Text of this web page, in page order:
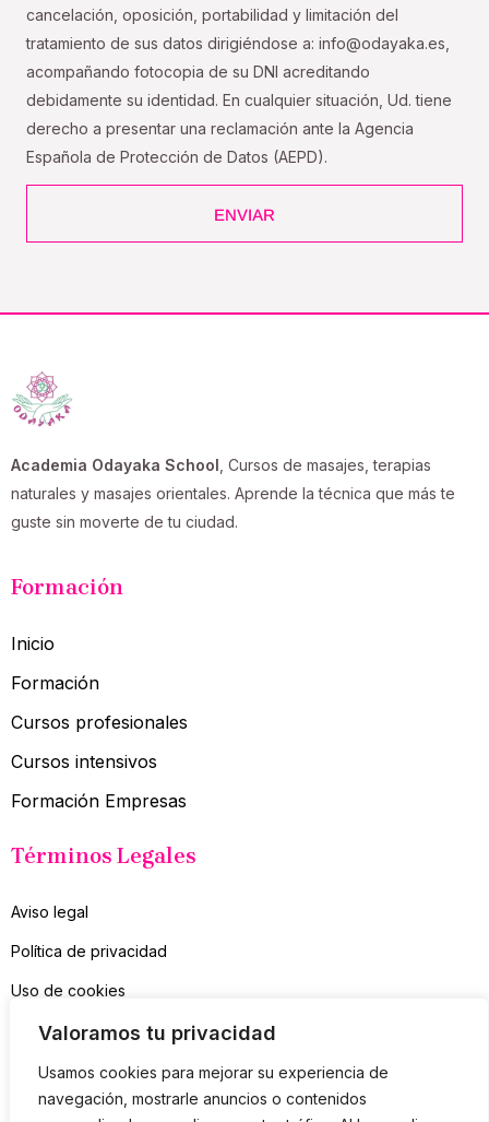
Valoramos tu privacidad
Usamos cookies para mejorar su experiencia de
navegación, mostrarle anuncios o contenidos
cancelación, oposición, portabilidad y limitación del
tratamiento de sus datos dirigiéndose a: info@odayaka.es,
acompañando fotocopia de su DNI acreditando
debidamente su identidad. En cualquier situación, Ud. tiene
derecho a presentar una reclamación ante la Agencia
Española de Protección de Datos (AEPD).
ENVIAR
Academia Odayaka School , Cursos de masajes, terapias
naturales y masajes orientales. Aprende la técnica que más te
guste sin moverte de tu ciudad.
Formación
Inicio
Formación
Cursos profesionales
Cursos intensivos
Formación Empresas
Términos Legales
Aviso legal
Política de privacidad
Uso de cookies
Contacto
Suscríbete a mi Newsletter